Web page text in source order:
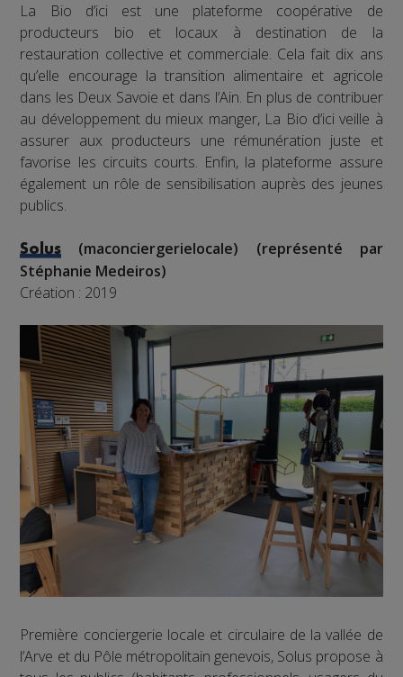
La Bio d’ici est une plateforme coopérative de
producteurs bio et locaux à destination de la
restauration collective et commerciale. Cela fait dix ans
qu’elle encourage la transition alimentaire et agricole
dans les Deux Savoie et dans l’Ain. En plus de contribuer
au développement du mieux manger, La Bio d’ici veille à
assurer aux producteurs une rémunération juste et
favorise les circuits courts. Enfin, la plateforme assure
également un rôle de sensibilisation auprès des jeunes
publics.
Solus
(maconciergerielocale) (représenté par
Stéphanie Medeiros)
Création : 2019
Première conciergerie locale et circulaire de la vallée de
l’Arve et du Pôle métropolitain genevois, Solus propose à